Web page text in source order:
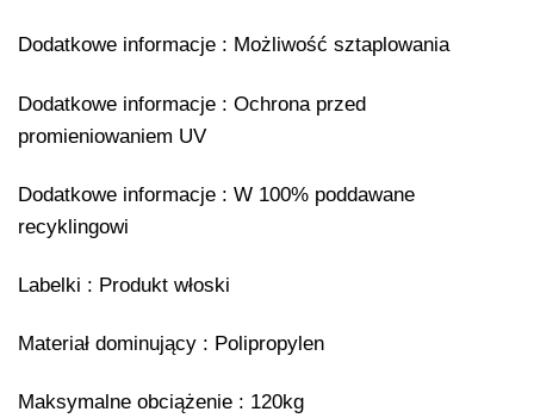
Dodatkowe informacje : Możliwość sztaplowania
Dodatkowe informacje : Ochrona przed
promieniowaniem UV
Dodatkowe informacje : W 100% poddawane
recyklingowi
Labelki : Produkt włoski
Materiał dominujący : Polipropylen
Maksymalne obciążenie : 120kg